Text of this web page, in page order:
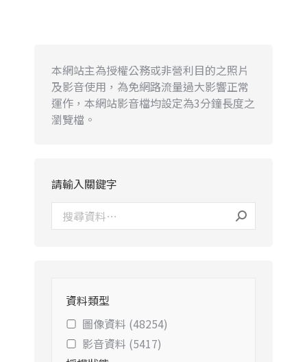
本網站主為授權公務或非營利目的之照片
及影音使用，為免網路流量過大影響正常
運作，本網站影音檔均設定為3分鐘長度之
瀏覽檔。
請輸入關鍵字
資料類型
圖像資料 (48254)
影音資料 (5417)